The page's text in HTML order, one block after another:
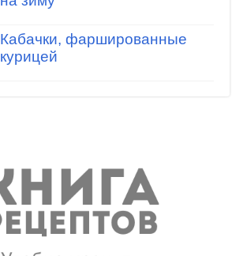
Кабачки, фаршированные
курицей